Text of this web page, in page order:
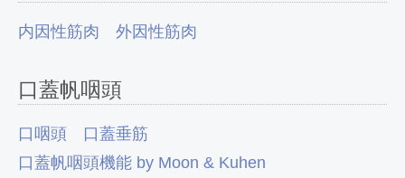
内因性筋肉 外因性筋肉
口蓋帆咽頭
口咽頭
口蓋垂筋
口蓋帆咽頭機能 by Moon & Kuhen